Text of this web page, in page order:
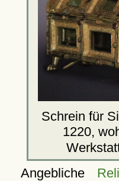
Schrein für
1220,
Angebliche